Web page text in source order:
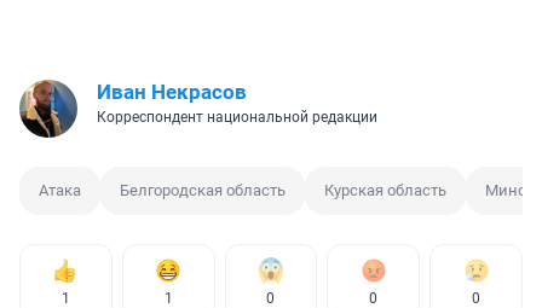
Иван Некрасов
Корреспондент национальной редакции
Атака Белгородская область Курская область
1 1 0 0 0